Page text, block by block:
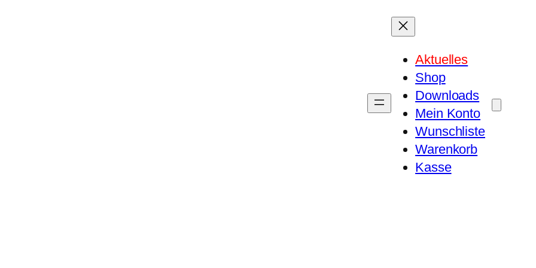
Aktuelles
Shop
Downloads
Mein Konto
Wunschliste
Warenkorb
Kasse